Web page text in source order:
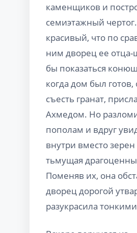
каменщиков и
семиэтажный
красивый, что по
ним дворец ее отца-
бы показаться
когда дом был готов,
съесть гранат,
Ахмедом. Но
пополам и вдруг
внутри вместо
тьмущая
Поменяв их, она
дворец дорогой
разукрасила